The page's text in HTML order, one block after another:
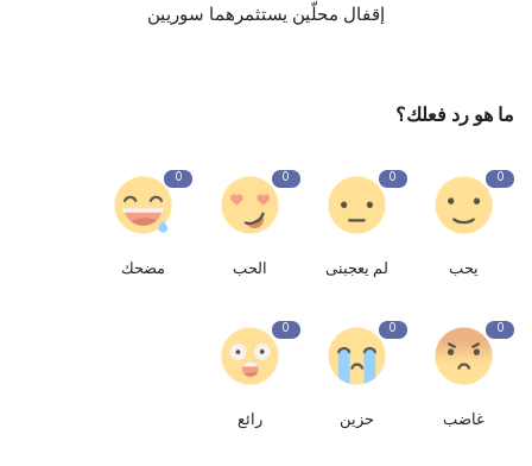
إقفال محلّين يستثمرهما سوريين
ما هو رد فعلك؟
0
يحب
0
لم يعجبنى
0
الحب
0
مضحك
0
غاضب
0
حزين
0
رائع